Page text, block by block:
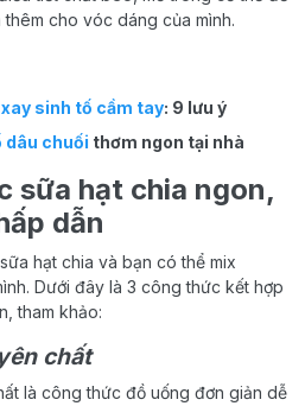
cho vóc dáng của mình.
sinh tố cầm tay: 9 lưu ý
dâu chuối thơm ngon tại nhà
sữa hạt chia ngon,
dẫn
hạt chia và bạn có thể mix
Dưới đây là 3 công thức kết hợp
tham khảo:
chất
là công thức đồ uống đơn giản dễ